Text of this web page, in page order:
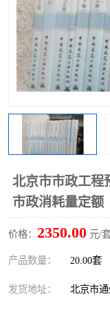
北京市市政工程
市政消耗量定额
价格： 2350.00 元/
产品数量： 20.00套
发货地址： 北京市
标准图书
电力行业工程预
新石油化工检修
石油建设安装工
山东省工程预算
电网技改,拆除,检
信息通信建设工
额
湖北建设工程消
煤炭建设工程预